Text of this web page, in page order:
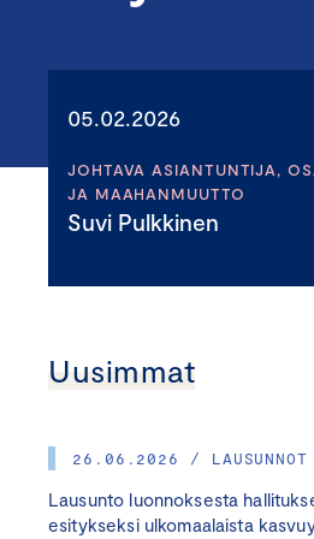
05.02.2026
JOHTAVA ASIANTUNTIJA,
JA MAAHANMUUTTO
Suvi Pulkkinen
Uusimmat
26.06.2026 / LAUSUNNOT
Lausunto luonnoksesta
esitykseksi ulkomaalaista